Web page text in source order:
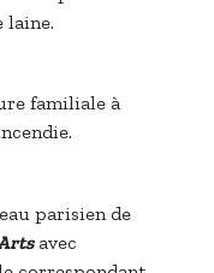
laine.
familiale à
parisien de
avec